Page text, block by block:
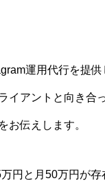
運用代行を提
イアントと向き合
をお伝えします。
円と月50万円が